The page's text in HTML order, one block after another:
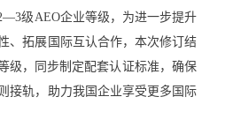
级AEO企业等级，为进一步提升
、拓展国际互认合作，本次修订结
级，同步制定配套认证标准，确保
接轨，助力我国企业享受更多国际